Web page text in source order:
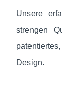
Unsere
strengen
Design.